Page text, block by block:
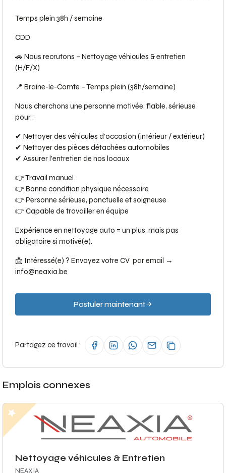
Temps plein 38h / semaine
CDD
🚗 Nous recrutons – Nettoyage véhicules & entretien
(H/F/X)
📍 Braine-le-Comte – Temps plein (38h/semaine)
Nous cherchons une personne motivée, fiable, sérieuse
pour :
✔ Nettoyer des véhicules d’occasion (intérieur / extérieur)
✔ Nettoyer des pièces détachées automobiles
✔ Assurer l’entretien de nos locaux
👉 Travail manuel
👉 Bonne condition physique nécessaire
👉 Personne sérieuse, ponctuelle et soigneuse
👉 Capable de travailler en équipe
Expérience en nettoyage auto = un plus, mais pas
obligatoire si motivé(e).
📩 Intéressé(e) ? Envoyez votre CV par email →
info@neaxia.be
Postuler maintenant
Partagez ce travail :
Emplois connexes
Nettoyage véhicules & Entretien
NEAXIA